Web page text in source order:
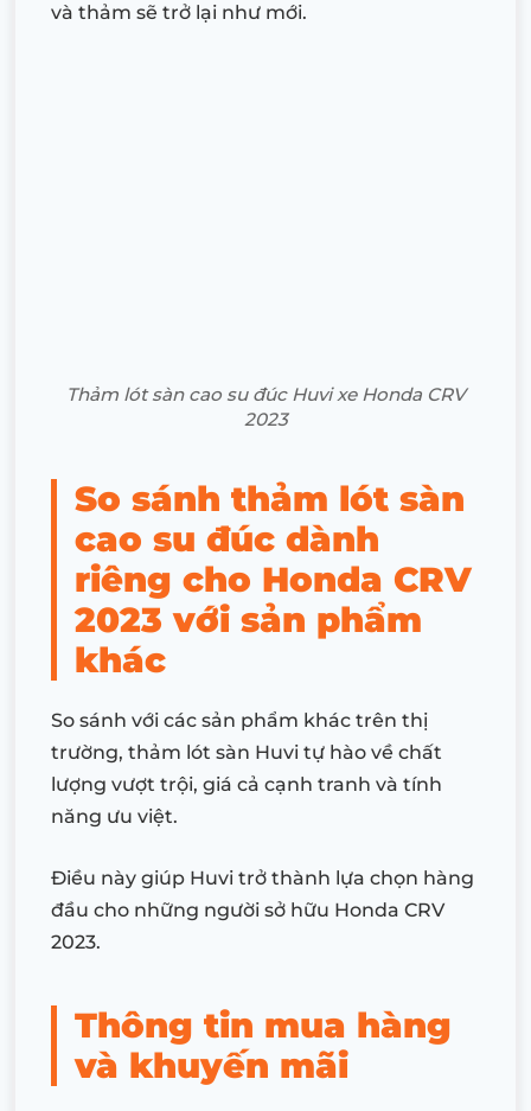
và thảm sẽ trở lại như mới.
Thảm lót sàn cao su đúc Huvi xe Honda CRV
2023
So sánh thảm lót sàn
cao su đúc dành
riêng cho Honda CRV
2023 với sản phẩm
khác
So sánh với các sản phẩm khác trên thị
trường, thảm lót sàn Huvi tự hào về chất
lượng vượt trội, giá cả cạnh tranh và tính
năng ưu việt.
Điều này giúp Huvi trở thành lựa chọn hàng
đầu cho những người sở hữu Honda CRV
2023.
Thông tin mua hàng
và khuyến mãi